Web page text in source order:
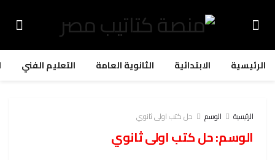
الرئيسية الابتدائية الثانوية العامة التعليم الفني
الرئيسية الوسم حل كتب اولى ثانوي
الوسم:حل كتب اولى ثانوي